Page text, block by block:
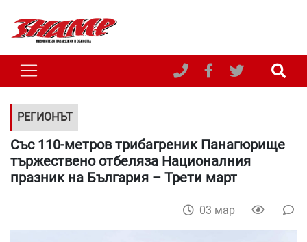
РЕГИОНЪТ
Със 110-метров трибагреник Панагюрище
тържествено отбеляза Националния
празник на България – Трети март
03 мар